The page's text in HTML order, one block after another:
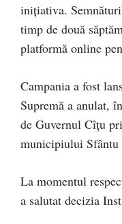
inițiativa.
timp de două
platformă online
Campania a fost
Supremă a anulat,
de Guvernul Cîțu
municipiului Sfântu
La momentul
a salutat decizia